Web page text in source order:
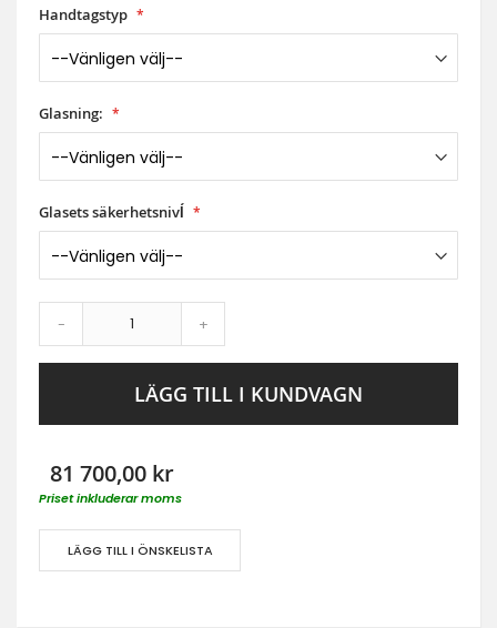
Handtagstyp
Glasning:
Glasets säkerhetsnivĺ
- +
LÄGG TILL I KUNDVAGN
81 700,00 kr
Priset inkluderar moms
LÄGG TILL I ÖNSKELISTA